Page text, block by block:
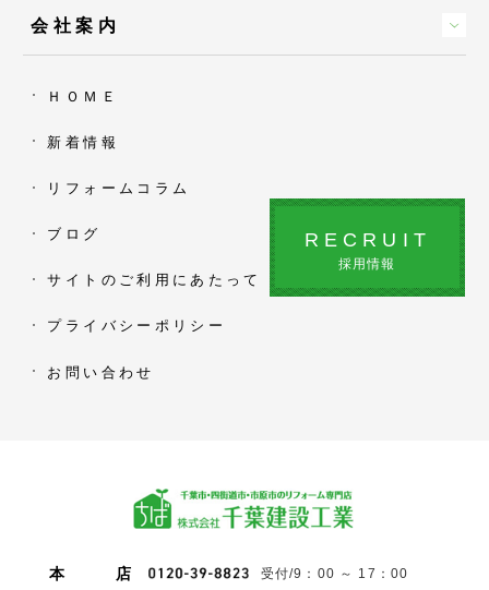
会社案内
ＨＯＭＥ
新着情報
リフォームコラム
ブログ
サイトのご利用にあたって
プライバシーポリシー
お問い合わせ
RECRUIT
採用情報
本 店 受付/9：00 ～ 17：00